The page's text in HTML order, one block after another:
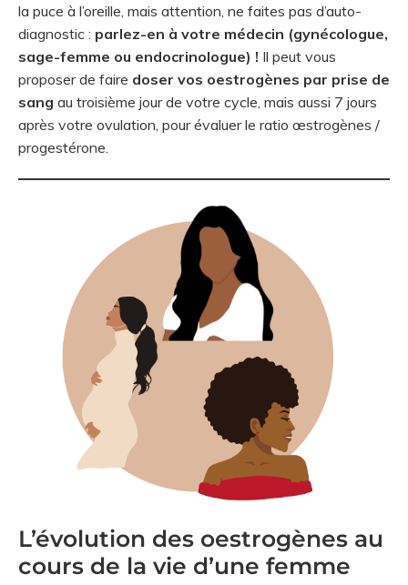
la puce à l’oreille, mais attention, ne faites pas d’auto-
diagnostic : parlez-en à votre médecin (gynécologue,
sage-femme ou endocrinologue) ! Il peut vous
proposer de faire doser vos oestrogènes par prise de
sang au troisième jour de votre cycle, mais aussi 7 jours
après votre ovulation, pour évaluer le ratio œstrogènes /
progestérone.
L’évolution des oestrogènes au
cours de la vie d’une femme